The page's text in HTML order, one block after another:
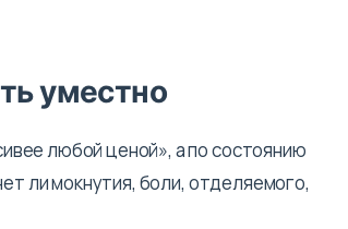
уместно
любой ценой», а по состоянию
ли мокнутия, боли, отделяемого,